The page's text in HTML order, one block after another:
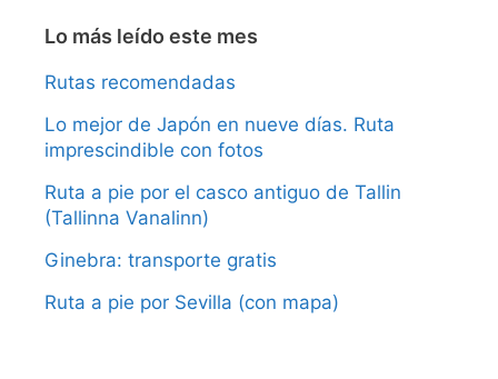
Lo más leído este mes
Rutas recomendadas
Lo mejor de Japón en nueve días. Ruta
imprescindible con fotos
Ruta a pie por el casco antiguo de Tallin
(Tallinna Vanalinn)
Ginebra: transporte gratis
Ruta a pie por Sevilla (con mapa)